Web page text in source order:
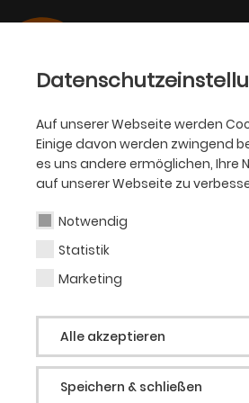
Auf unserer Webseite werden
Einige davon werden zwingend
es uns andere ermöglichen, Ihre
auf unserer Webseite zu
Notwendig
Statistik
Marketing
Alle akzeptieren
Speichern & schließen
OPER
Błażej Grek
Tenor 2 / Opernchor
Błażej Grek, geboren in
begann mit seiner
Ausbildung bereits im
sang im renommierten